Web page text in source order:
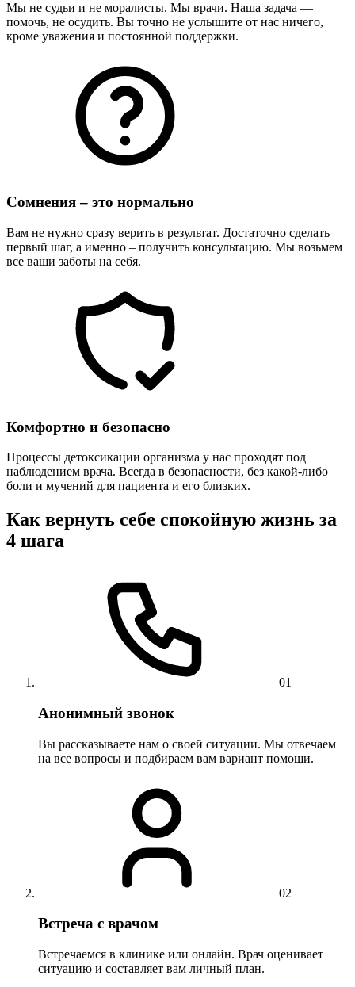
Мы не судьи и не моралисты. Мы врачи. Наша задача —
помочь, не осудить. Вы точно не услышите от нас ничего,
кроме уважения и постоянной поддержки.
Сомнения – это нормально
Вам не нужно сразу верить в результат. Достаточно сделать
первый шаг, а именно – получить консультацию. Мы возьмем
все ваши заботы на себя.
Комфортно и безопасно
Процессы детоксикации организма у нас проходят под
наблюдением врача. Всегда в безопасности, без какой-либо
боли и мучений для пациента и его близких.
Как вернуть себе спокойную жизнь за
4 шага
01
Анонимный звонок
Вы рассказываете нам о своей ситуации. Мы отвечаем
на все вопросы и подбираем вам вариант помощи.
02
Встреча с врачом
Встречаемся в клинике или онлайн. Врач оценивает
ситуацию и составляет вам личный план.